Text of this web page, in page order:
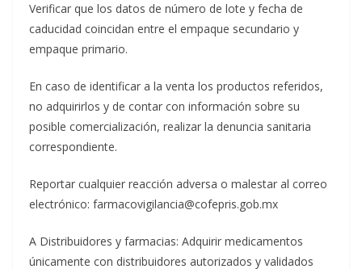
Verificar que los datos de número de lote y fecha de
caducidad coincidan entre el empaque secundario y
empaque primario.
En caso de identificar a la venta los productos referidos,
no adquirirlos y de contar con información sobre su
posible comercialización, realizar la denuncia sanitaria
correspondiente.
Reportar cualquier reacción adversa o malestar al correo
electrónico: farmacovigilancia@cofepris.gob.mx
A Distribuidores y farmacias: Adquirir medicamentos
únicamente con distribuidores autorizados y validados